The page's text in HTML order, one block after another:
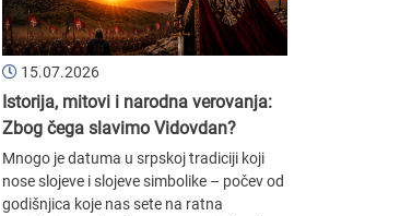
15.07.2026
Istorija, mitovi i narodna verovanja:
Zbog čega slavimo Vidovdan?
Mnogo je datuma u srpskoj tradiciji koji
nose slojeve i slojeve simbolike – počev od
godišnjica koje nas sete na ratna